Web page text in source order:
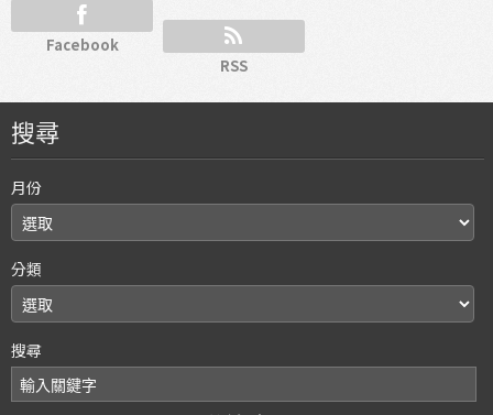
Facebook
RSS
搜尋
月份
分類
搜尋